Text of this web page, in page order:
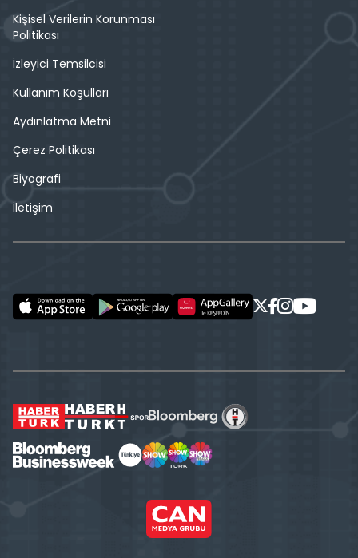
Kişisel Verilerin Korunması
Politikası
İzleyici Temsilcisi
Kullanım Koşulları
Aydınlatma Metni
Çerez Politikası
Biyografi
İletişim